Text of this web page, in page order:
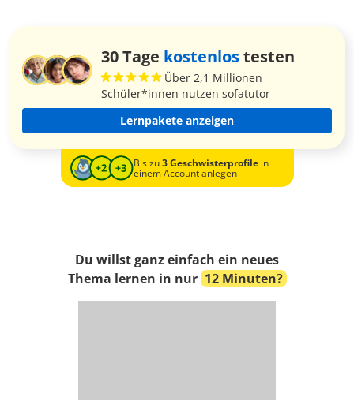
30 Tage kostenlostesten
Über 2,1 Millionen
Schüler*innen nutzen sofatutor
Lernpakete anzeigen
Bis zu3 Geschwisterprofilein
einem Account anlegen
Du willst ganz einfach ein neues
Thema lernen in nur 12 Minuten?